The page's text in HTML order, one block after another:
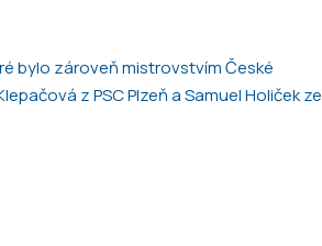
bylo zároveň mistrovstvím České
z PSC Plzeň a Samuel Holiček ze